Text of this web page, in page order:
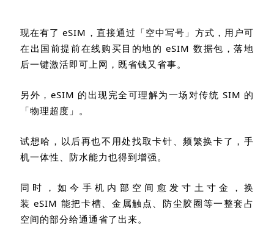
现在有了eSIM ， 直接通过「空中写号」方式，用户可
在出国前提前在线购买目的地的eSIM 数据包，落地
后一键激活即可上网，既省钱又省事。
另外， eSIM 的出现完全可理解为一场对传统 SIM 的
「物理超度」。
试想哈，以后再也不用处找取卡针、频繁换卡了，手
机一体性、防水能力也得到增强。
同时，如今手机内部空间愈发寸土寸金，换
装eSIM 能把卡槽、金属触点、防尘胶圈等一整套占
空间的部分给通通省了出来。